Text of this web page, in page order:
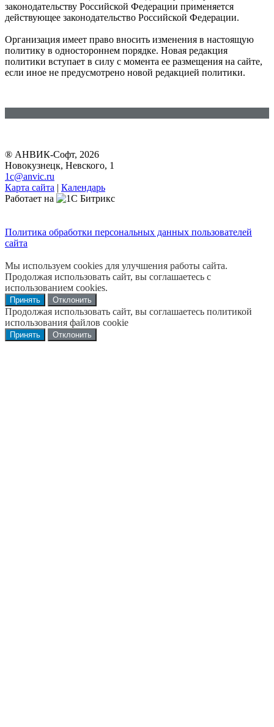
законодательству Российской Федерации применяется
действующее законодательство Российской Федерации.
Организация имеет право вносить изменения в настоящую
политику в одностороннем порядке. Новая редакция
политики вступает в силу с момента ее размещения на сайте,
если иное не предусмотрено новой редакцией политики.
® АНВИК-Софт, 2026
Новокузнецк, Невского, 1
1c@anvic.ru
Карта сайта | Календарь
Работает на
Политика обработки персональных данных пользователей
сайта
Мы используем cookies для улучшения работы сайта.
Продолжая использовать сайт, вы соглашаетесь с
использованием cookies.
Принять Отклонить
Продолжая использовать сайт, вы соглашаетесь политикой
использования файлов cookie
Принять Отклонить